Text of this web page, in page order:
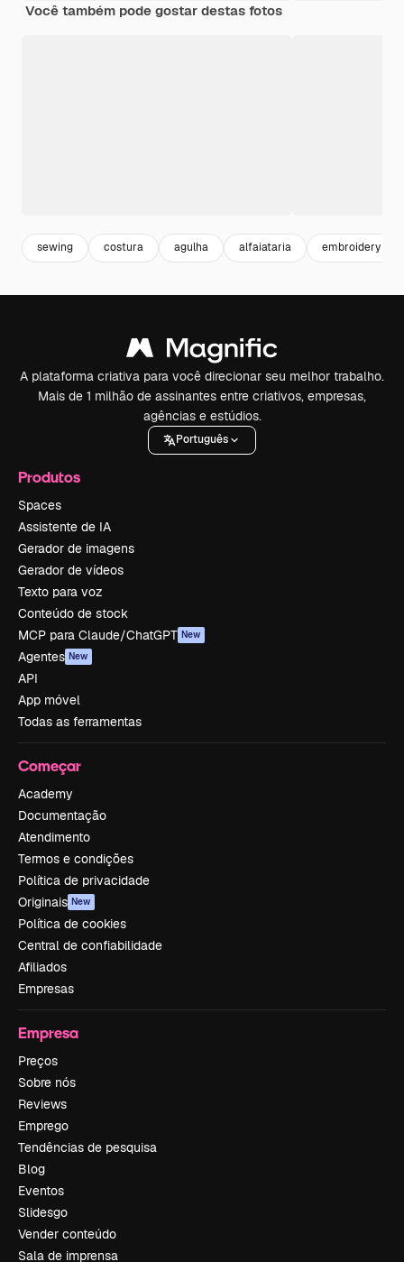
Você também pode gostar destas fotos
sewing costura agulha alfaiataria embroidery
A plataforma criativa para você direcionar seu melhor trabalho.
Mais de 1 milhão de assinantes entre criativos, empresas,
agências e estúdios.
Português
Produtos
Spaces
Assistente de IA
Gerador de imagens
Gerador de vídeos
Texto para voz
Conteúdo de stock
MCP para Claude/ChatGPT New
Agentes New
API
App móvel
Todas as ferramentas
Começar
Academy
Documentação
Atendimento
Termos e condições
Política de privacidade
Originais New
Política de cookies
Central de confiabilidade
Afiliados
Empresas
Empresa
Preços
Sobre nós
Reviews
Emprego
Tendências de pesquisa
Blog
Eventos
Slidesgo
Vender conteúdo
Sala de imprensa